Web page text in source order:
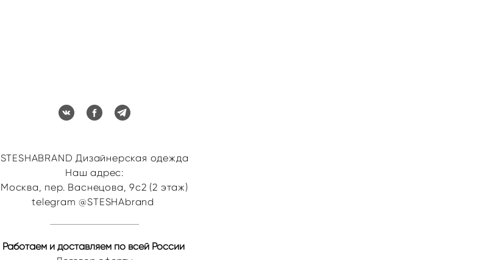
STESHABRAND Дизайнерская одежда
Наш адрес:
Москва, пер. Васнецова, 9с2 (2 этаж)
telegram @STESHAbrand
Работаем и доставляем по всей России